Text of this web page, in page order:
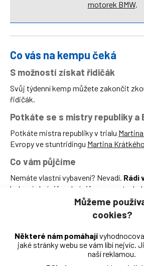
Můžeme
cookies?
Některé nám pomáhají
jaké stránky webu se vám líbí nejvíc.
naší reklamou.
motorek BMW.
Co vás na kempu čeká
S možností získat řidičák
Svůj týdenní kemp můžete zakončit
řidičák.
Potkáte se s mistry republiky a
Potkáte mistra republiky v trialu
Evropy ve stuntridingu Martina Krátkého
Co vám půjčíme
Nemáte vlastní vybavení? Nevadí. Rádi
kolenní chrániče, chráničovou vestu,
si vezmete vhodné
k počasí, nebo si na něj navlečete naše
Průběh týdenního kempu
Všichni účastníci…